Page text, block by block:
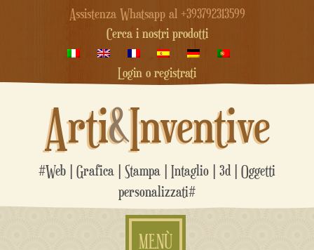
Assistenza Whatsapp al +393792313599
Cerca i nostri prodotti
Login o registrati
Arti&Inventive
#Web | Grafica | Stampa | Intaglio | 3d | Oggetti
personalizzati#
MENÙ